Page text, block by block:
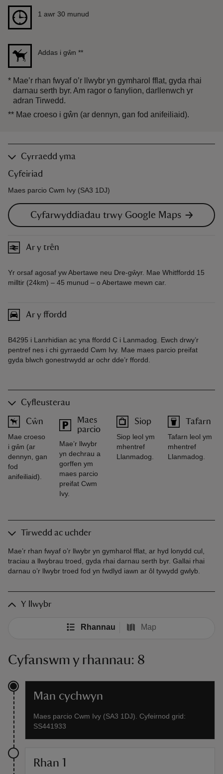
Hyd1 awr 30 munud
1 awr 30 munud
Addas i gŵn **
* Mae’r rhan fwyaf o’r llwybr yn gymharol fflat, gyda rhai
darnau serth byr. Am ragor o fanylion, darllenwch yr
adran Tirwedd.
** Mae croeso i gŵn (ar dennyn, gan fod anifeiliaid).
Cyrraedd yma
Cyfeiriad
Maes parcio Cwm Ivy (SA3 1DJ)
Cyfarwyddiadau trwy Google Maps
Ar y trên
Yr orsaf agosaf yw Abertawe neu Dre-gŵyr. Mae Whitffordd 15
milltir (24km) – 45 munud – o Abertawe mewn car.
Ar y ffordd
B4295 i Lanrhidian ac yna ffordd C i Lanmadog. Ewch drwy’r
pentref nes i chi gyrraedd Cwm Ivy. Mae maes parcio preifat
gyda blwch gonestrwydd ar ochr dde’r ffordd.
Cyfleusterau
Cŵn
Mae croeso
i gŵn (ar
dennyn, gan
fod
anifeiliaid).
Maes
parcio
Mae’r llwybr
yn dechrau a
gorffen ym
maes parcio
preifat Cwm
Ivy.
Siop
Siop leol ym
mhentref
Llanmadog.
Tafarn
Tafarn leol ym
mhentref
Llanmadog.
Tirwedd ac uchder
Mae’r rhan fwyaf o’r llwybr yn gymharol fflat, ar hyd lonydd cul,
traciau a llwybrau troed, gyda rhai darnau serth byr. Gallai rhai
darnau o’r llwybr troed fod yn fwdlyd iawn ar ôl tywydd gwlyb.
Y llwybr
Rhannau Map
Cyfanswm y rhannau: 8
Man cychwyn
Maes parcio Cwm Ivy (SA3 1DJ). Cyfeirnod grid:
SS441933
Rhan 1